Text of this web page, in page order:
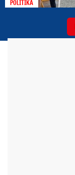
POLITIKA